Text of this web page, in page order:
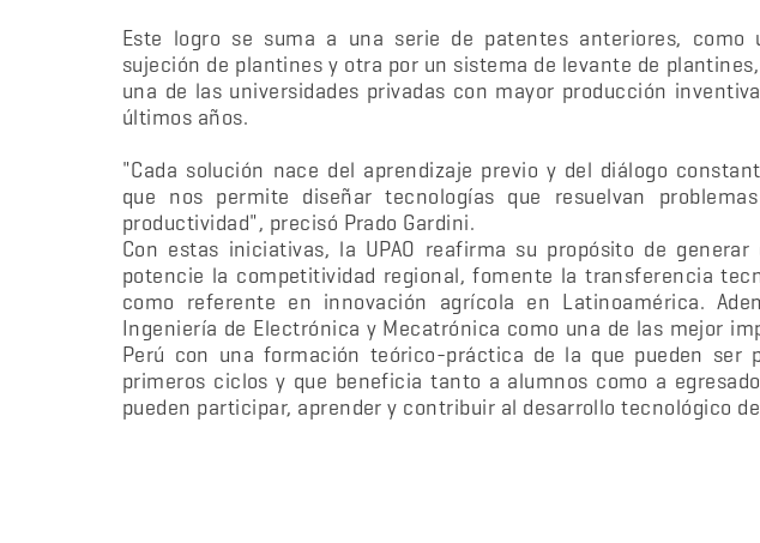
Este logro se suma a una serie de patentes anteriores, como
sujeción de plantines y otra por un sistema de levante de
una de las universidades privadas con mayor producción
últimos años.
"Cada solución nace del aprendizaje previo y del diálogo
que nos permite diseñar tecnologías que resuelvan
productividad", precisó Prado Gardini.
Con estas iniciativas, la UPAO reafirma su propósito de
potencie la competitividad regional, fomente la transferencia
como referente en innovación agrícola en Latinoamérica.
Ingeniería de Electrónica y Mecatrónica como una de las mejor
Perú con una formación teórico-práctica de la que pueden ser
primeros ciclos y que beneficia tanto a alumnos como a
pueden participar, aprender y contribuir al desarrollo tecnológico